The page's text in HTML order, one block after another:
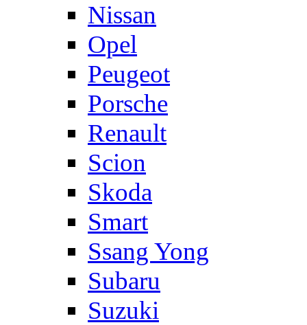
Nissan
Opel
Peugeot
Porsche
Renault
Scion
Skoda
Smart
Ssang Yong
Subaru
Suzuki